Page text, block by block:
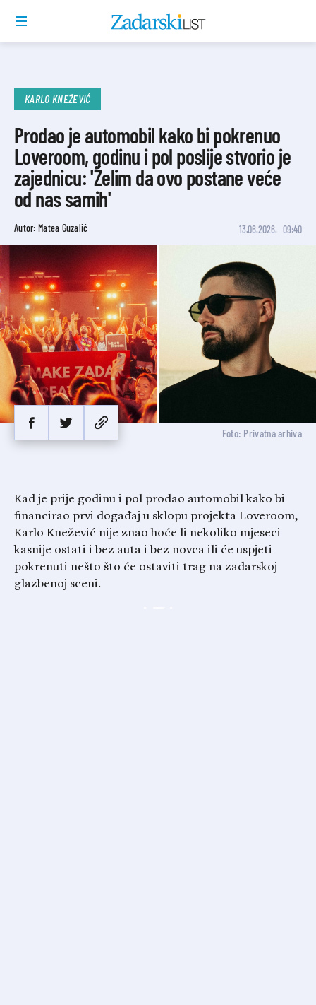
KARLO KNEŽEVIĆ
Prodao je automobil kako bi pokrenuo
Loveroom, godinu i pol poslije stvorio je
zajednicu: 'Želim da ovo postane veće
od nas samih'
Autor: Matea Guzalić 13.06.2026. 09:40
Foto: Privatna arhiva
Kad je prije godinu i pol prodao automobil kako bi
financirao prvi događaj u sklopu projekta Loveroom,
Karlo Knežević nije znao hoće li nekoliko mjeseci
kasnije ostati i bez auta i bez novca ili će uspjeti
pokrenuti nešto što će ostaviti trag na zadarskoj
glazbenoj sceni.